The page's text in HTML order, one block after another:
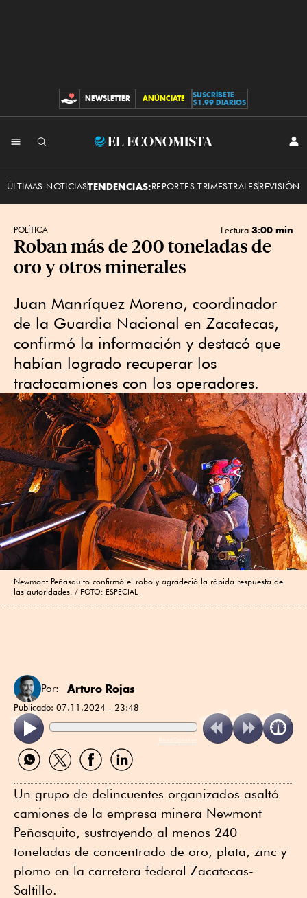
CONTRIBUCIONES
NEWSLETTER ANÚNCIATE
SUSCRÍBETE
$1.99 DIARIOS
El
ÚLTIMAS NOTICIASTENDENCIAS:REPORTES TRIMESTRALESREVISIÓN
POLÍTICA Lectura 3:00 min
Roban más de 200 toneladas de
oro y otros minerales
Juan Manríquez Moreno, coordinador
de la Guardia Nacional en Zacatecas,
confirmó la información y destacó que
habían logrado recuperar los
tractocamiones con los operadores.
Newmont Peñasquito confirmó el robo y agradeció la rápida respuesta de
las autoridades.
FOTO: ESPECIAL
Por: Arturo Rojas
Publicado: 07.11.2024 - 23:48
ReadSpeaker
Compartir
por
Compartir
por
Compartir
por
Compartir
por
Un grupo de delincuentes organizados asaltó
camiones de la empresa minera Newmont
Peñasquito, sustrayendo al menos 240
toneladas de concentrado de oro, plata, zinc y
plomo en la carretera federal Zacatecas-
Saltillo.